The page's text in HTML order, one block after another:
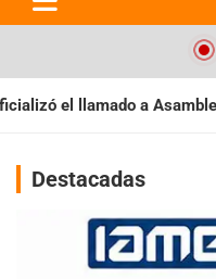
General Ordinaria
Destacadas